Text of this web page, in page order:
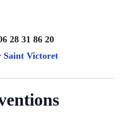
28 31 86 20
Saint Victoret